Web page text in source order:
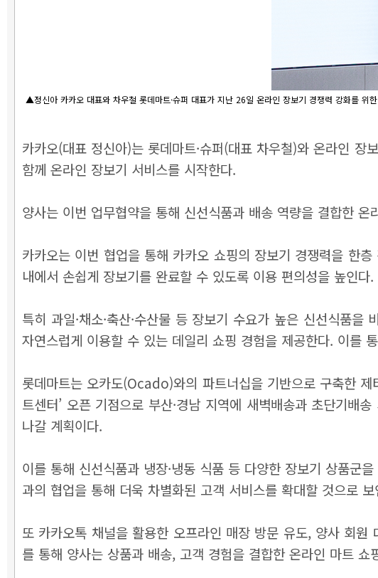
▲정신아 카카오 대표와 차우철 롯데마트·슈퍼 대표가 지난 26일 온라인 장보기 경쟁력 강화를 위
카카오(대표 정신아)는 롯데마트·슈퍼(대표 차우철)와 온라인
함께 온라인 장보기 서비스를 시작한다.
양사는 이번 업무협약을 통해 신선식품과 배송 역량을 결합한
카카오는 이번 협업을 통해 카카오 쇼핑의 장보기 경쟁력을 한
내에서 손쉽게 장보기를 완료할 수 있도록 이용 편의성을 높인다.
특히 과일·채소·축산·수산물 등 장보기 수요가 높은 신선식품
자연스럽게 이용할 수 있는 데일리 쇼핑 경험을 제공한다. 이를
롯데마트는 오카도(Ocado)와의 파트너십을 기반으로 구축한
트센터’ 오픈 기점으로 부산·경남 지역에 새벽배송과 초단기배
나갈 계획이다.
이를 통해 신선식품과 냉장·냉동 식품 등 다양한 장보기 상품군
과의 협업을 통해 더욱 차별화된 고객 서비스를 확대할 것으로 보
또 카카오톡 채널을 활용한 오프라인 매장 방문 유도, 양사 회
를 통해 양사는 상품과 배송, 고객 경험을 결합한 온라인 마트